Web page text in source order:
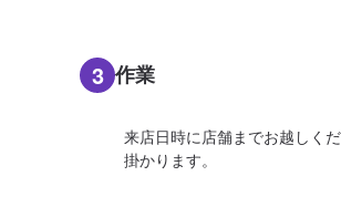
3 作業
来店日時に店舗までお越しく
掛かります。